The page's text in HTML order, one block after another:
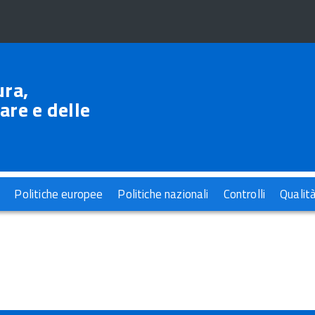
e delle
Politiche europee Politiche nazionali Controlli